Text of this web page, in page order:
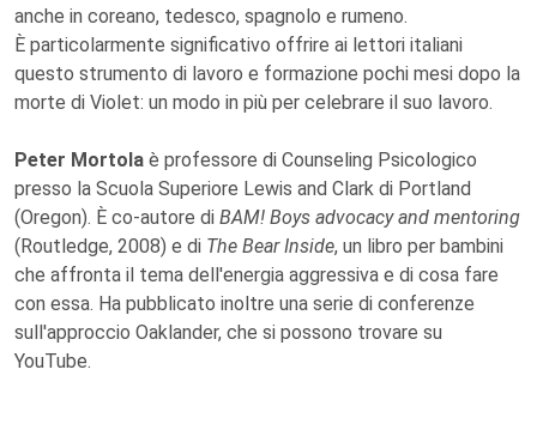
anche in coreano, tedesco, spagnolo e rumeno.
È particolarmente significativo offrire ai lettori italiani
questo strumento di lavoro e formazione pochi mesi dopo la
morte di Violet: un modo in più per celebrare il suo lavoro.
Peter Mortola è professore di Counseling Psicologico
presso la Scuola Superiore Lewis and Clark di Portland
(Oregon). È co-autore di BAM! Boys advocacy and mentoring
(Routledge, 2008) e di The Bear Inside, un libro per bambini
che affronta il tema dell'energia aggressiva e di cosa fare
con essa. Ha pubblicato inoltre una serie di conferenze
sull'approccio Oaklander, che si possono trovare su
YouTube.